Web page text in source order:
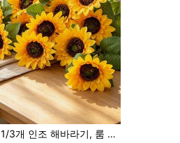
1/3개 인조 해바라기, 룸 데코, 벽 데코, 인조 식물, 웨딩 데코, 침실 데코, 사무실 데코, 할로윈 데코, 야외 데코, 기숙사 데코, 거실 데코, 정원, 가을 홈 데코, 가을, 인조 꽃, 교사 선물